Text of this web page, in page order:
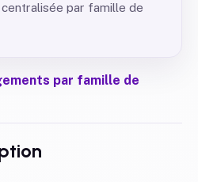
par famille de
par famille de